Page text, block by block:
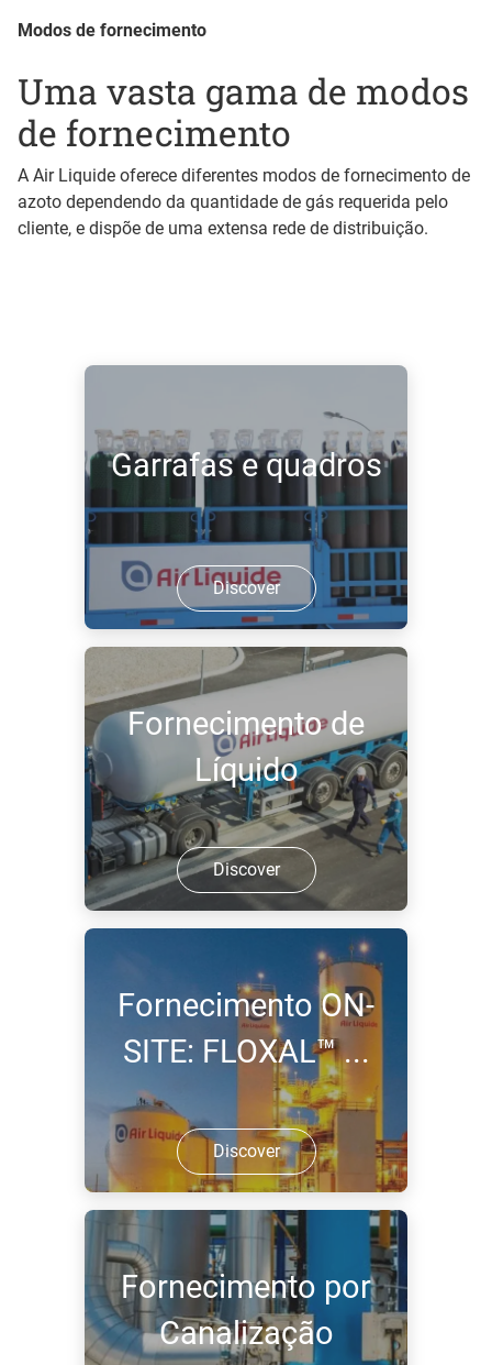
Modos de fornecimento
Uma vasta gama de modos
de fornecimento
A Air Liquide oferece diferentes modos de fornecimento de
azoto dependendo da quantidade de gás requerida pelo
cliente, e dispõe de uma extensa rede de distribuição.
Garrafas e quadros
Discover
Fornecimento de
Líquido
Discover
Fornecimento ON-
SITE: FLOXAL™ ...
Discover
Fornecimento por
Canalização